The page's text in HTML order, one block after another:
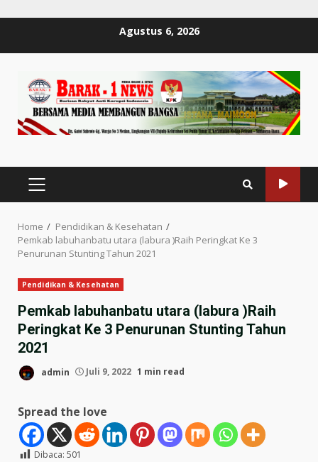
Agustus 6, 2026
PRIMARY
MENU
Home
Pendidikan & Kesehatan
Pemkab labuhanbatu utara (labura )Raih Peringkat Ke 3
Penurunan Stunting Tahun 2021
Pendidikan & Kesehatan
Pemkab labuhanbatu utara (labura )Raih
Peringkat Ke 3 Penurunan Stunting Tahun
2021
admin Juli 9, 2022 1 min read
Spread the love
Dibaca: 501